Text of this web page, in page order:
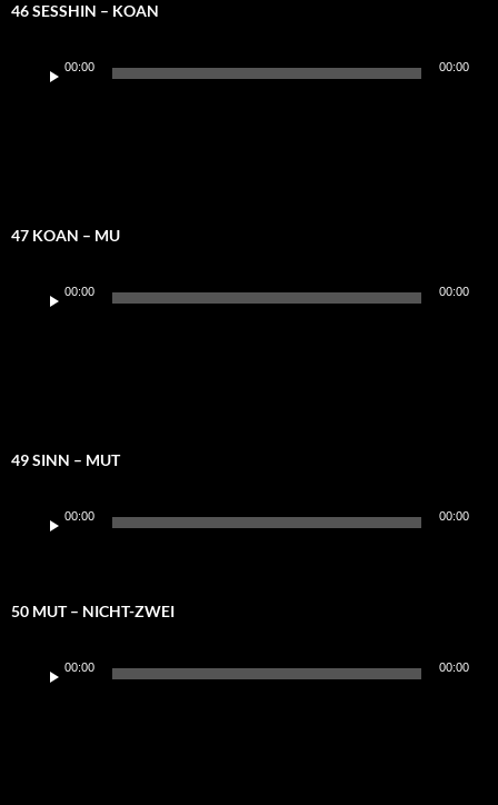
46 SESSHIN – KOAN
Player
00:00 00:00
47 KOAN – MU
Player
00:00 00:00
49 SINN – MUT
Player
00:00 00:00
50 MUT – NICHT-ZWEI
Player
00:00 00:00